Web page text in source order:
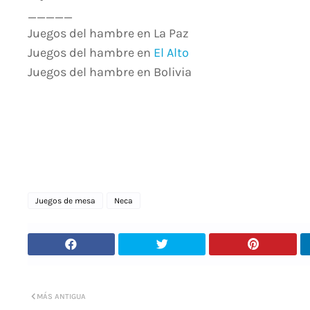
_____
Juegos del hambre en La Paz
Juegos del hambre en El Alto
Juegos del hambre en Bolivia
Juegos de mesa Neca
MÁS ANTIGUA